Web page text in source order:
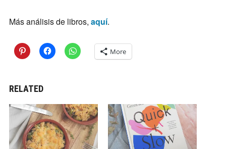
Más análisis de libros, aquí.
More
RELATED